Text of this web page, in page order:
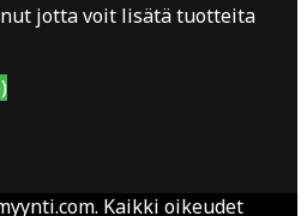
jotta voit lisätä tuotteita
Kaikki oikeudet